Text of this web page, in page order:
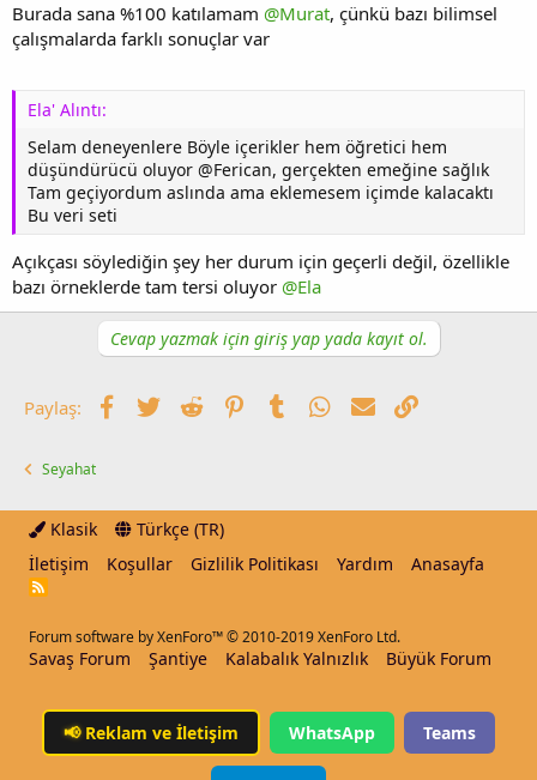
Burada sana %100 katılamam @Murat, çünkü bazı bilimsel
çalışmalarda farklı sonuçlar var
Ela' Alıntı:
Selam deneyenlere Böyle içerikler hem öğretici hem
düşündürücü oluyor @Ferican, gerçekten emeğine sağlık
Tam geçiyordum aslında ama eklemesem içimde kalacaktı
Bu veri seti
Açıkçası söylediğin şey her durum için geçerli değil, özellikle
bazı örneklerde tam tersi oluyor @Ela
Cevap yazmak için giriş yap yada kayıt ol.
Paylaş: Facebook
TwitterReddit PinterestTumblrWhatsApp
E-postaLink
Seyahat
Klasik
Türkçe (TR)
İletişim
Koşullar Gizlilik Politikası Yardım Anasayfa
R
Forum software by XenForo™© 2010-2019 XenForo Ltd.
Savaş Forum Şantiye Kalabalık Yalnızlık Büyük Forum
📢Reklam ve İletişim WhatsApp Teams